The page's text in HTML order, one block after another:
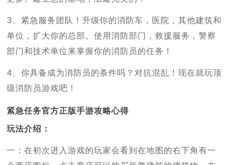
3、紧急服务团队！升级你的消防车，医院，其他建筑和
单位，扩大你的总部。使用消防部门，救援服务，警察
部门和技术单位来掌握你的消防员的任务！
4、你具备成为消防员的条件吗？对抗混乱！现在就玩顶
级消防员游戏吧！
紧急任务官方正版手游攻略心得
玩法介绍：
一：在初次进入游戏的玩家会看到在地图的右下角有一